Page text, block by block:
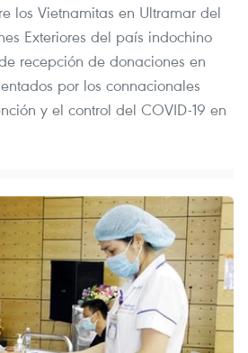
los Vietnamitas en Ultramar del
Exteriores del país indochino
recepción de donaciones en
por los connacionales
y el control del COVID-19 en